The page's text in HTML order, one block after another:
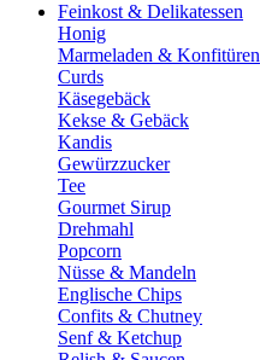
Feinkost & Delikatessen
Honig
Marmeladen & Konfitüren
Curds
Käsegebäck
Kekse & Gebäck
Kandis
Gewürzzucker
Tee
Gourmet Sirup
Drehmahl
Popcorn
Nüsse & Mandeln
Englische Chips
Confits & Chutney
Senf & Ketchup